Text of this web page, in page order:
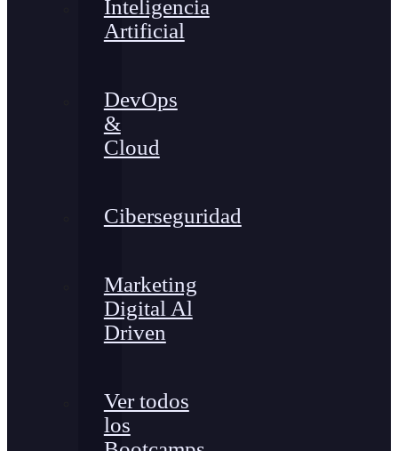
Inteligencia
Artificial
DevOps
&
Cloud
Ciberseguridad
Marketing
Digital Al
Driven
Ver todos
los